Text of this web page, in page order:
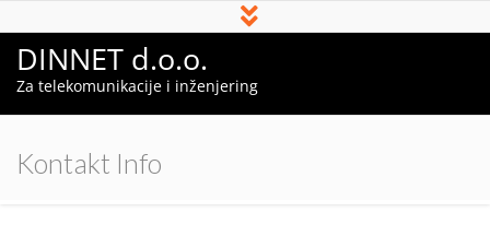
DINNET d.o.o.
Za telekomunikacije i inženjering
Kontakt Info